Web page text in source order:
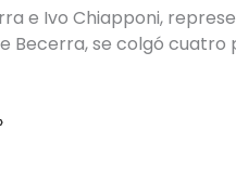
e Ivo Chiapponi,
Becerra, se colgó